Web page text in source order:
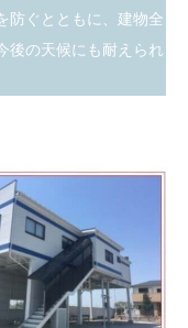
防ぐとともに、建物全
後の天候にも耐えられ